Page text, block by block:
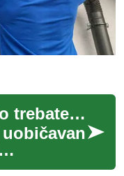
Kreditne kartice: što trebate znati
roba i